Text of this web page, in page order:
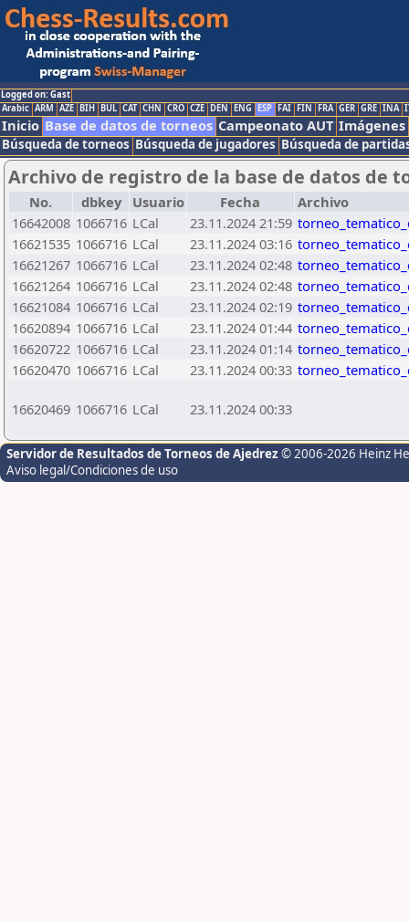
Logged on: Gast
Arabic ARM AZE BIH BUL CAT CHN CRO CZE DEN ENG ESP FAI FIN FRA GER GRE INA
Inicio Base de datos de torneos Campeonato AUT Imágenes
Búsqueda de torneos Búsqueda de jugadores Búsqueda de
Archivo de registro de la base de datos de
No. dbkey Usuario Fecha
Archivo
16642008 1066716 LCal 23.11.2024 21:59
16621535 1066716 LCal 23.11.2024 03:16
16621267 1066716 LCal 23.11.2024 02:48
16621264 1066716 LCal 23.11.2024 02:48
16621084 1066716 LCal 23.11.2024 02:19
16620894 1066716 LCal 23.11.2024 01:44
16620722 1066716 LCal 23.11.2024 01:14
16620470 1066716 LCal 23.11.2024 00:33
16620469 1066716 LCal 23.11.2024 00:33
Servidor de Resultados de Torneos de Ajedrez © 2006-2026 Heinz
Aviso legal/Condiciones de uso